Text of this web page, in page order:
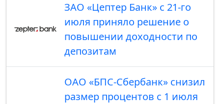
ЗАО «Цептер Банк» с 21-го
июля приняло решение о
повышении доходности по
депозитам
ОАО «БПС-Сбербанк» снизил
размер процентов с 1 июля